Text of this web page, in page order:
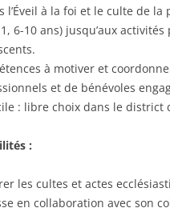
l’Éveil à la foi et le culte de la
6-10 ans) jusqu’aux activités
à motiver et
et de bénévoles
: libre choix dans le district
:
les cultes et actes
en collaboration avec son